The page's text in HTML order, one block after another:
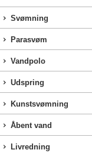
Svømning
Parasvøm
Vandpolo
Udspring
Kunstsvømning
Åbent vand
Livredning